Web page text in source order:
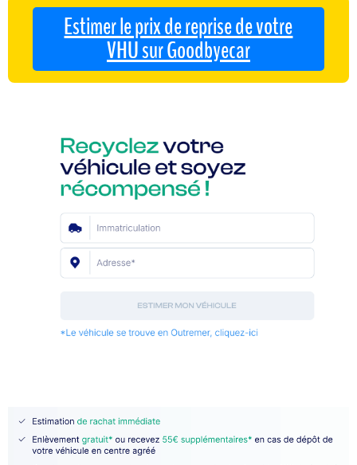
Estimer le prix de reprise de votre
VHU sur Goodbyecar